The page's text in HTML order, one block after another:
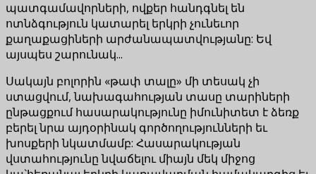
պատգամավորների, ովքեր հանդգնել են
ոտնձգություն կատարել երկրի չունեւոր
քաղաքացիների արժանապատվությանը: Եվ
այսպես շարունակ...
Սակայն բոլորին «թափ տալը» մի տեսակ չի
ստացվում, նախագահության տասը տարիների
ընթացքում հասարակությունը իմունիտետ է ձեռք
բերել նրա այդօրինակ գործողությունների եւ
խոսքերի նկատմամբ: Հասարակության
վստահությունը նվաճելու միայն մեկ միջոց